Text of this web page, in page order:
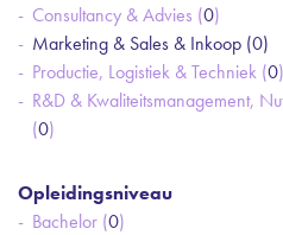
Consultancy & Advies (0)
Marketing & Sales & Inkoop (0)
Productie, Logistiek & Techniek (0)
R&D & Kwaliteitsmanagement,
(0)
Opleidingsniveau
Bachelor (0)